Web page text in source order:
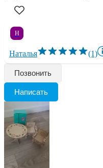
Н
Наталья (1)
Позвонить
Написать